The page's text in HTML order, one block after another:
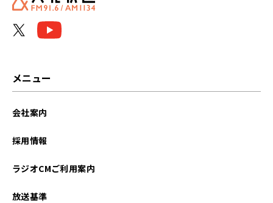
メニュー
会社案内
採用情報
ラジオCMご利用案内
放送基準